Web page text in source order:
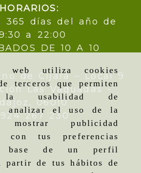
web utiliza cookies
terceros que permiten
la usabilidad de
analizar el uso de la
publicidad
con tus preferencias
base de un perfil
partir de tus hábitos de
HORARIOS:
365 días del año de
a 22:00
DE 10 A 10
de Cijara – Local 9
Las Vaguadas -
06010
924 267 230